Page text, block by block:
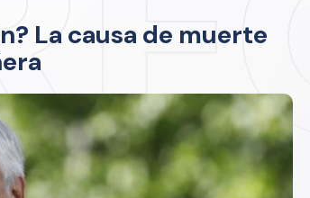
La causa de muerte